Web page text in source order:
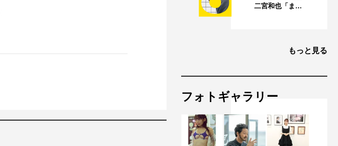
二宮和也「ま…
もっと見る
フォトギャラリー